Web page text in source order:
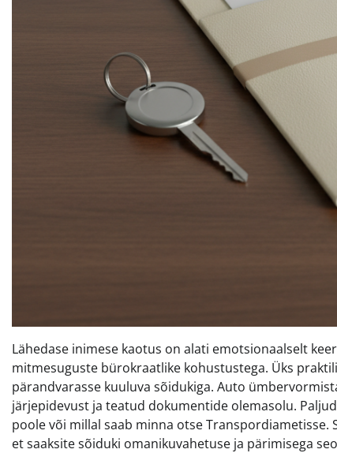
Lähedase inimese kaotus on alati emotsionaalselt
mitmesuguste bürokraatlike kohustustega. Üks
pärandvarasse kuuluva sõidukiga. Auto
järjepidevust ja teatud dokumentide olemasolu.
poole või millal saab minna otse
et saaksite sõiduki omanikuvahetuse ja pärimisega